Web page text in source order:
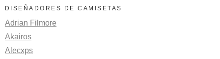
DISEÑADORES DE CAMISETAS
Adrian Filmore
Akairos
Alecxps